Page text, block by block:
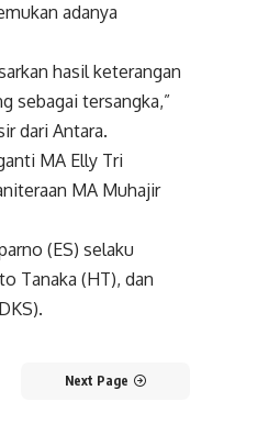
adanya
hasil keterangan
sebagai tersangka,”
dari Antara.
MA Elly Tri
MA Muhajir
(ES) selaku
Tanaka (HT), dan
Next Page